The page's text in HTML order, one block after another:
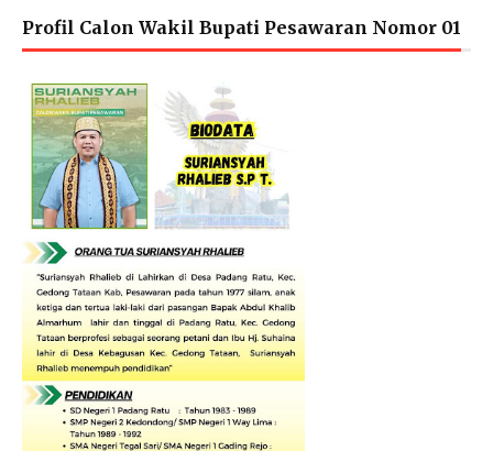
Profil Calon Wakil Bupati Pesawaran Nomor 01